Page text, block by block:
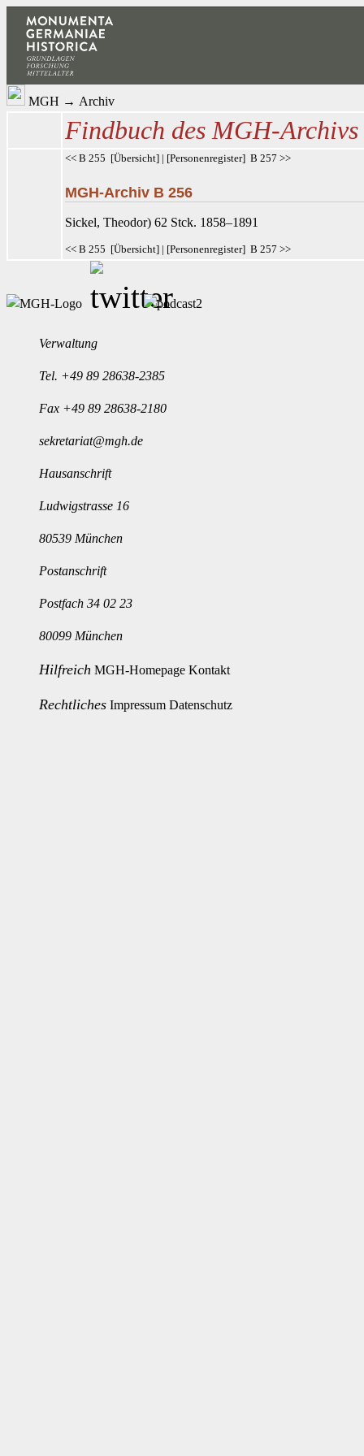
MGH → Archiv
Findbuch des MGH-Archivs
<< B 255 [Übersicht] | [Personenregister] B 257 >>
MGH-Archiv B 256
Sickel, Theodor) 62 Stck. 1858–1891
<< B 255 [Übersicht] | [Personenregister] B 257 >>
Verwaltung
Tel. +49 89 28638-2385
Fax +49 89 28638-2180
sekretariat@mgh.de
Hausanschrift
Ludwigstrasse 16
80539 München
Postanschrift
Postfach 34 02 23
80099 München
Hilfreich MGH-Homepage Kontakt
Rechtliches Impressum Datenschutz